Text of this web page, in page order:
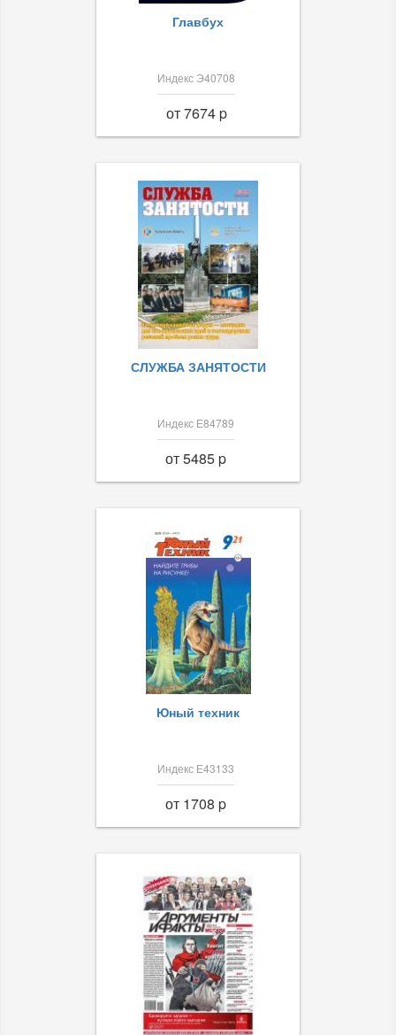
Главбух
Индекс Э40708
от 7674 p
СЛУЖБА ЗАНЯТОСТИ
Индекс Е84789
от 5485 p
Юный техник
Индекс Е43133
от 1708 p